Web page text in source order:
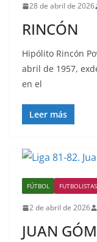
28 de abril de 2026
RINCÓN
Hipólito Rincón
abril de 1957,
en el
Leer más
FÚTBOL FUTBOLISTAS
2 de abril de 2026
JUAN